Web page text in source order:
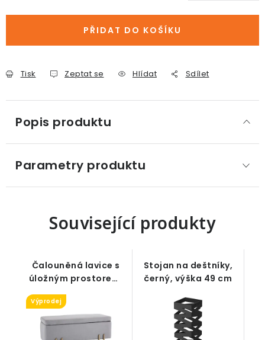
PŘIDAT DO KOŠÍKU
Tisk Zeptat se Hlídat Sdílet
Popis produktu
Parametry produktu
Související produkty
Čalouněná lavice s
úložným prostorem,
šedá, 100 x 40 x 42
Výprodej
Stojan na deštníky,
černý, výška 49 cm